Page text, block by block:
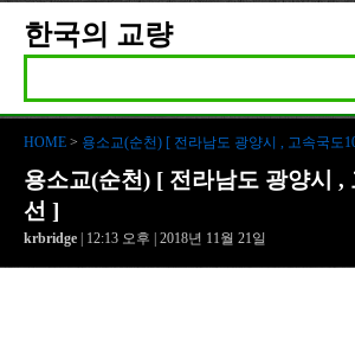
한국의 교량
HOME > 용소교(순천) [ 전라남도 광양시 , 고속국도
용소교(순천) [ 전라남도 광양시 ,
선 ]
krbridge | 12:13 오후 | 2018년 11월 21일